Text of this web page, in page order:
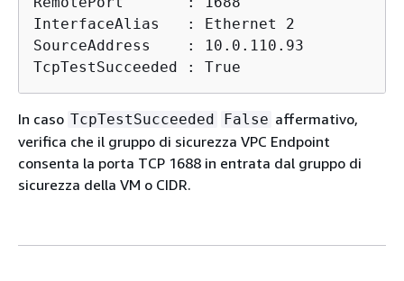
InterfaceAlias   : Ethernet 2
SourceAddress    : 10.0.110.93
TcpTestSucceeded : True
In caso TcpTestSucceeded False affermativo,
verifica che il gruppo di sicurezza VPC Endpoint
consenta la porta TCP 1688 in entrata dal gruppo di
sicurezza della VM o CIDR.